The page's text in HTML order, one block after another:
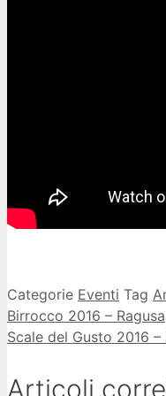
Categorie Eventi Tag
Birrocco 2016 – Ragusa
Scale del Gusto 2016
Articoli